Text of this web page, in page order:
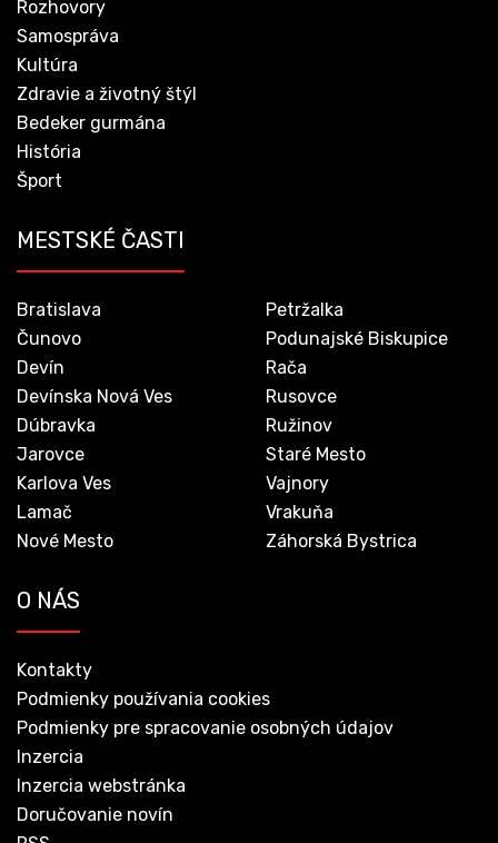
Rozhovory
Samospráva
Kultúra
Zdravie a životný štýl
Bedeker gurmána
História
Šport
MESTSKÉ ČASTI
Bratislava
Čunovo
Devín
Devínska Nová Ves
Dúbravka
Jarovce
Karlova Ves
Lamač
Nové Mesto
Petržalka
Podunajské Biskupice
Rača
Rusovce
Ružinov
Staré Mesto
Vajnory
Vrakuňa
Záhorská Bystrica
O NÁS
Kontakty
Podmienky používania cookies
Podmienky pre spracovanie osobných údajov
Inzercia
Inzercia webstránka
Doručovanie novín